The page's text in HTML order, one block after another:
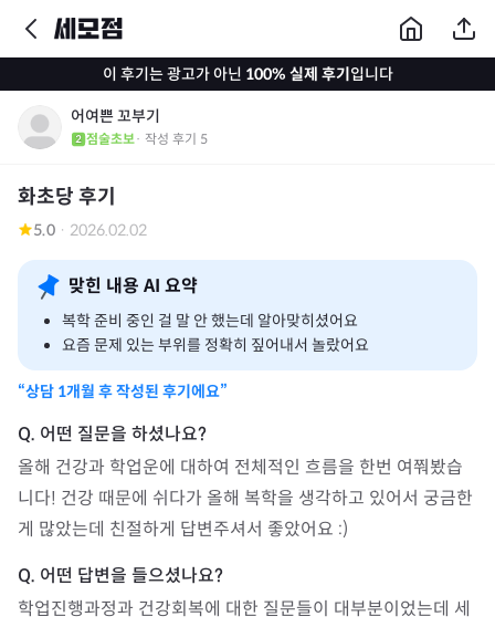
이 후기는 광고가 아닌 100% 실제 후기입니다
어여쁜 꼬부기
점술초보· 작성 후기 5
화초당 후기
5.0 · 2026.02.02
맞힌 내용 AI 요약
복학 준비 중인 걸 말 안 했는데 알아맞히셨어요
요즘 문제 있는 부위를 정확히 짚어내서 놀랐어요
“상담 1개월 후 작성된 후기에요”
올해 건강과 학업운에 대하여 전체적인 흐름을 한번 여쭤봤습
니다! 건강 때문에 쉬다가 올해 복학을 생각하고 있어서 궁금한
게 많았는데 친절하게 답변주셔서 좋았어요 :)
학업진행과정과 건강회복에 대한 질문들이 대부분이었는데 세